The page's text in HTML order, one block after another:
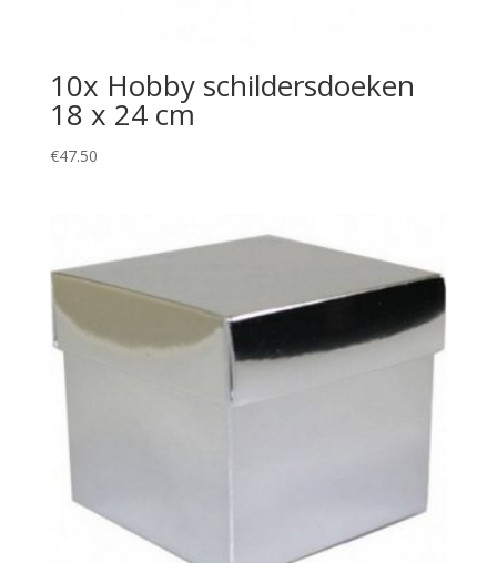
10x Hobby schildersdoeken
18 x 24 cm
€47.50